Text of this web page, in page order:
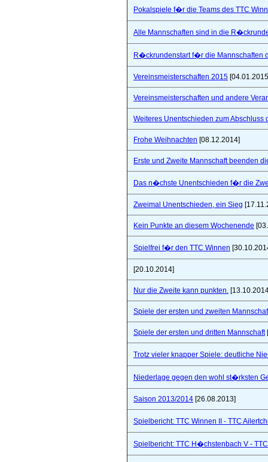
Pokalspiele f�r die Teams des TTC
Alle Mannschaften sind in die
R�ckrundenstart f�r die Mannschaften
Vereinsmeisterschaften 2015
Vereinsmeisterschaften und andere
Weiteres Unentschieden zum Abschluss
Frohe Weihnachten [08.12.2014]
Erste und Zweite Mannschaft beenden
Das n�chste Unentschieden f�r die
Zweimal Unentschieden, ein Sieg
Kein Punkte an diesem Wochenende
Spielfrei f�r den TTC Winnen
[20.10.2014]
Nur die Zweite kann punkten.
Spiele der ersten und zweiten
Spiele der ersten und dritten Mannschaft
Trotz vieler knapper Spiele: deutliche
Niederlage gegen den wohl st�rksten
Saison 2013/2014 [26.08.2013]
Spielbericht: TTC Winnen II - TTC
Spielbericht: TTC H�chstenbach V -